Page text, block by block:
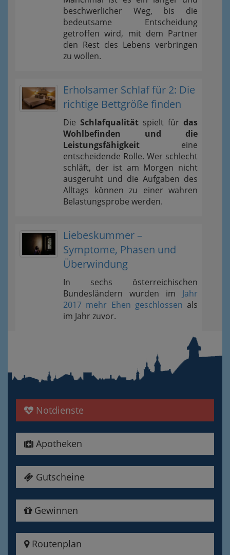
beschwerlicher Weg, bis die
bedeutsame Entscheidung
getroffen wird, mit dem Partner
den Rest des Lebens verbringen
zu wollen.
Erholsamer Schlaf für 2: Die
richtige Bettgröße finden
Die Schlafqualität spielt für das
Wohlbefinden und die
Leistungsfähigkeit eine
entscheidende Rolle. Wer schlecht
schläft, der ist am Morgen nicht
ausgeruht und die Aufgaben des
Alltags können zu einer wahren
Belastungsprobe werden.
Liebeskummer –
Symptome, Phasen und
Überwindung
In sechs österreichischen
Bundesländern wurden im Jahr
2017 mehr Ehen geschlossen als
im Jahr zuvor.
Notdienste
Apotheken
Gutscheine
Gewinnen
Routenplan